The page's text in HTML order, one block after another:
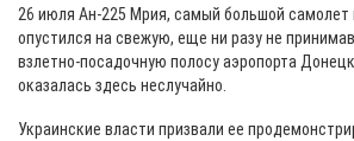
26 июля Ан-225 Мрия, самый большой самолет
опустился на свежую, еще ни разу не
взлетно-посадочную полосу аэропорта
оказалась здесь неслучайно.
Украинские власти призвали ее